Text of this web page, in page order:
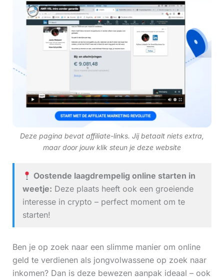
Deze pagina bevat affiliate-links. Jij betaalt niets extra,
maar door jouw klik steun je deze website
Oostende laagdrempelig online starten in
weetje: Deze plaats heeft ook een groeiende
interesse in crypto – perfect moment om te
starten!
Ben je op zoek naar een slimme manier om online
geld te verdienen als jongvolwassene op zoek naar
inkomen? Dan is deze bewezen aanpak ideaal – ook